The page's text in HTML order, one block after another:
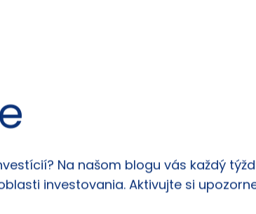
Na našom blogu vás každý
investovania. Aktivujte si